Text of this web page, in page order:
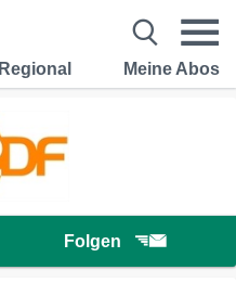
Regional Meine Abos
Folgen